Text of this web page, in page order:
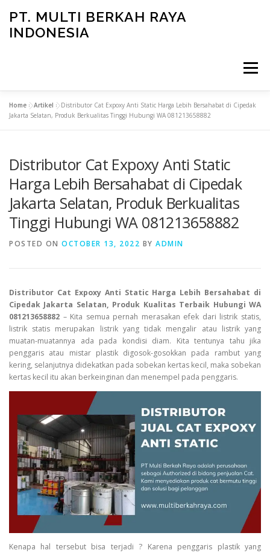
content
PT. MULTI BERKAH RAYA
INDONESIA
Menu
CONTACT
Home »Artikel »Distributor Cat Expoxy Anti Static Harga Lebih Bersahabat di Cipedak
Jakarta Selatan, Produk Berkualitas Tinggi Hubungi WA 081213658882
Distributor Cat Expoxy Anti Static
Harga Lebih Bersahabat di Cipedak
Jakarta Selatan, Produk Berkualitas
Tinggi Hubungi WA 081213658882
POSTED ON OCTOBER 13, 2022 BY ADMIN
Distributor Cat Expoxy Anti Static Harga Lebih Bersahabat di
Cipedak Jakarta Selatan, Produk Kualitas Terbaik Hubungi WA
081213658882 – Kita semua pernah merasakan efek dari listrik statis,
listrik statis merupakan listrik yang tidak mengalir atau listrik yang
muatan-muatannya ada pada kondisi diam. Kita tentunya tahu jika
penggaris atau mistar plastik digosok-gosokkan pada rambut yang
kering, selanjutnya didekatkan pada sobekan kertas kecil, maka sobekan
kertas kecil itu akan berkeinginan dan menempel pada penggaris.
Kenapa hal tersebut bisa terjadi ? Karena penggaris plastik yang